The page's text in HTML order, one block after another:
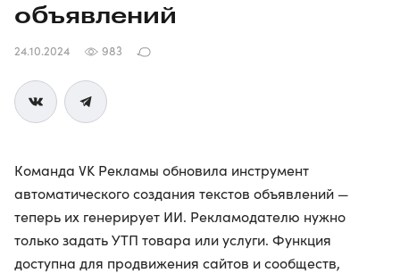
объявлений
24.10.2024 983
Команда VK Рекламы обновила инструмент
автоматического создания текстов объявлений —
теперь их генерирует ИИ. Рекламодателю нужно
только задать УТП товара или услуги. Функция
доступна для продвижения сайтов и сообществ,